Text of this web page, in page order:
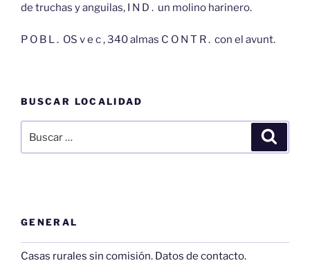
de truchas y anguilas, I N D . un molino harinero.
P O B L . OS v e c , 340 almas C O N T R . con el avunt.
BUSCAR LOCALIDAD
por:
GENERAL
Casas rurales sin comisión. Datos de contacto.